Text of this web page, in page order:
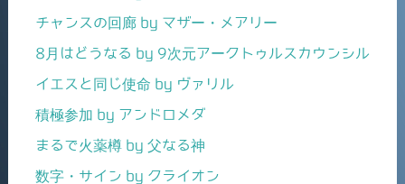
チャンスの回廊 by マザー・メアリー
8月はどうなる by 9次元アークトゥルスカウンシル
イエスと同じ使命 by ヴァリル
積極参加 by アンドロメダ
まるで火薬樽 by 父なる神
数字・サイン by クライオン